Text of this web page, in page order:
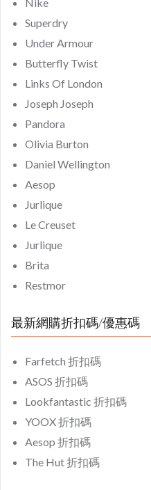
Superdry
Under Armour
Butterfly Twist
Links Of London
Joseph Joseph
Pandora
Olivia Burton
Daniel Wellington
Aesop
Jurlique
Le Creuset
Jurlique
Brita
Restmor
最新網購折扣碼/優惠碼
Farfetch 折扣碼
ASOS 折扣碼
Lookfantastic 折扣碼
YOOX 折扣碼
Aesop 折扣碼
The Hut 折扣碼